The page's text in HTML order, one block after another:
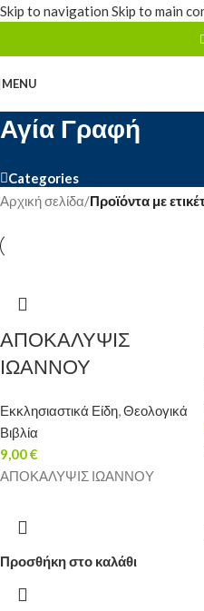
Skip to navigation Skip to main
MENU
Αγία Γραφή
Categories
Αρχική σελίδα/Προϊόντα με
ΑΠΟΚΑΛΥΨΙΣ
ΙΩΑΝΝΟΥ
Εκκλησιαστικά Είδη,Θεολογικά
Βιβλία
9,00€
ΑΠΟΚΑΛΥΨΙΣ ΙΩΑΝΝΟΥ
Προσθήκη στο καλάθι